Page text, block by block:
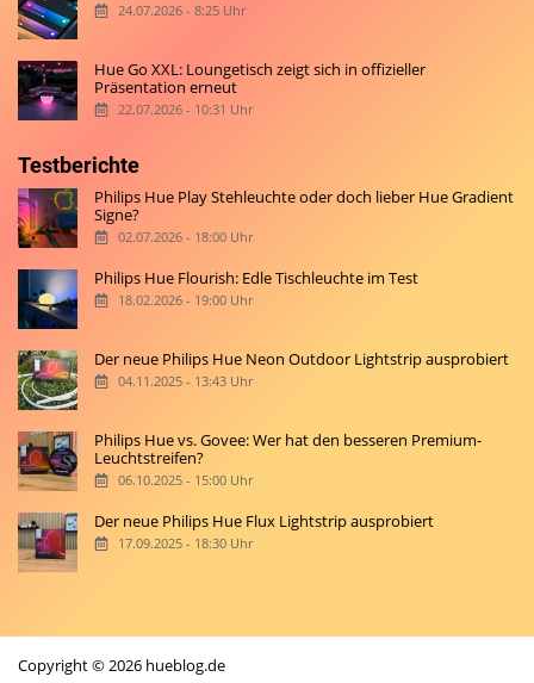
24.07.2026 - 8:25 Uhr
Hue Go XXL: Loungetisch zeigt sich in offizieller
Präsentation erneut
22.07.2026 - 10:31 Uhr
Testberichte
Philips Hue Play Stehleuchte oder doch lieber Hue Gradient
Signe?
02.07.2026 - 18:00 Uhr
Philips Hue Flourish: Edle Tischleuchte im Test
18.02.2026 - 19:00 Uhr
Der neue Philips Hue Neon Outdoor Lightstrip ausprobiert
04.11.2025 - 13:43 Uhr
Philips Hue vs. Govee: Wer hat den besseren Premium-
Leuchtstreifen?
06.10.2025 - 15:00 Uhr
Der neue Philips Hue Flux Lightstrip ausprobiert
17.09.2025 - 18:30 Uhr
Copyright © 2026 hueblog.de